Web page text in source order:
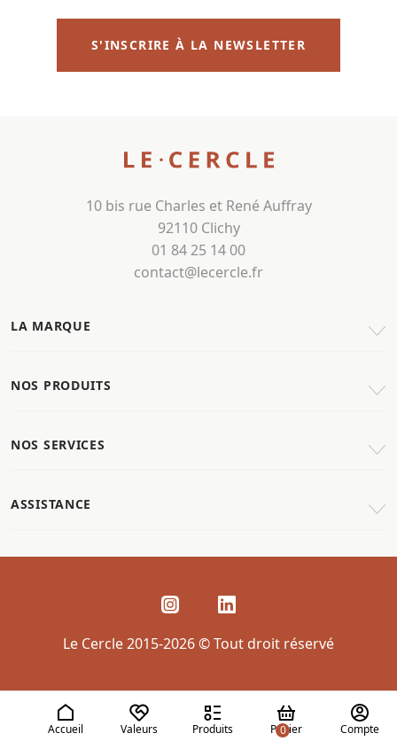
Accueil Valeurs Produits 0
Panier Compte
S'INSCRIRE À LA NEWSLETTER
10 bis rue Charles et René Auffray
92110 Clichy
01 84 25 14 00
contact@lecercle.fr
LA MARQUE
NOS PRODUITS
NOS SERVICES
ASSISTANCE
Le Cercle 2015-2026 © Tout droit réservé